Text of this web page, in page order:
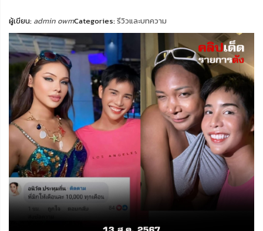
ผู้เขียน: admin owmCategories:รีวิวและบทความ